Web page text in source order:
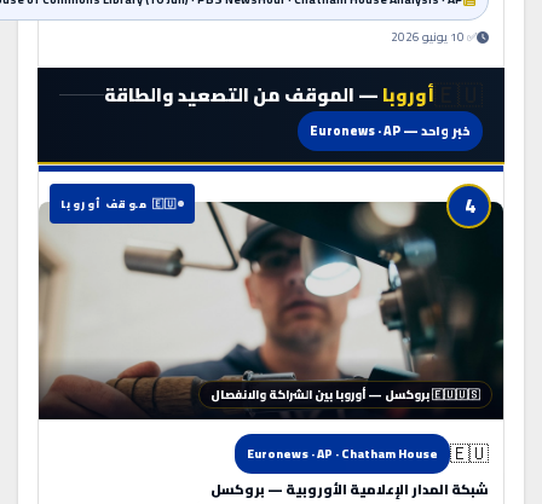
🇪🇺 أوروبا— الموقف من التصعيد والطاقة
خبر واحد — Euronews · AP
4 🇪🇺 موقف أوروبا
🇪🇺🇺🇸 بروكسل — أوروبا بين الشراكة والانفصال
🇪🇺
Euronews · AP · Chatham House
شبكة المدار الإعلامية الأوروبية — بروكسل